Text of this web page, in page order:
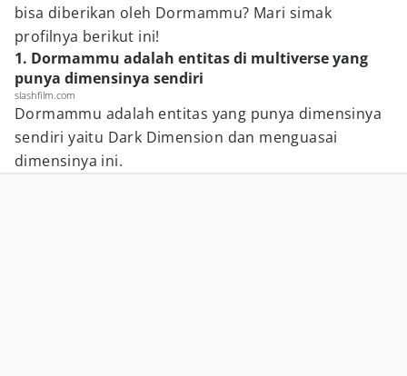
bisa diberikan oleh Dormammu? Mari simak
profilnya berikut ini!
1. Dormammu adalah entitas di multiverse yang
punya dimensinya sendiri
slashfilm.com
Dormammu adalah entitas yang punya dimensinya
sendiri yaitu Dark Dimension dan menguasai
dimensinya ini.